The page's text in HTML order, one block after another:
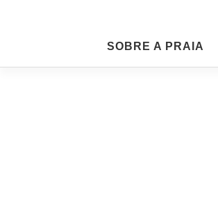
Sexta
SOBRE A PRAIA